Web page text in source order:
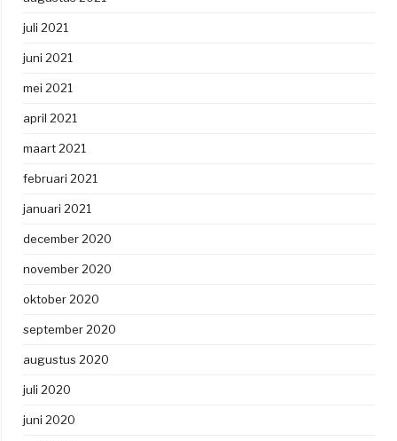
juli 2021
juni 2021
mei 2021
april 2021
maart 2021
februari 2021
januari 2021
december 2020
november 2020
oktober 2020
september 2020
augustus 2020
juli 2020
juni 2020